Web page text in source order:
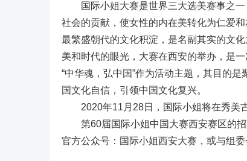
国际小姐大赛是世界三大选美赛事之一
社会的贡献，使女性的内在美转化为仁爱
最繁盛朝代的文化积淀，是名副其实的文
美和时代的眼光，大赛在西安的举办，是
“中华魂，弘中国”作为活动主题，其目的
国文化自信，引领中国文化复兴。
2020年11月28日，国际小姐将在秀美古
第60届国际小姐中国大赛西安赛区的招
官方公众号：国际小姐西安大赛，或与组